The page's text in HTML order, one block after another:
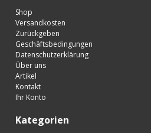
Shop
Versandkosten
Zurückgeben
Geschäftsbedingungen
Datenschutzerklärung
Über uns
Artikel
Kontakt
Ihr Konto
Kategorien